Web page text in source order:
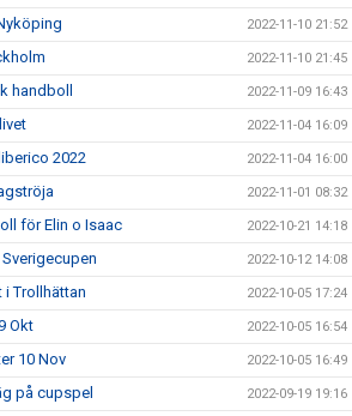
2022-11-10 21:52
2022-11-10 21:45
handboll 2022-11-09 16:43
2022-11-04 16:09
2022 2022-11-04 16:00
2022-11-01 08:32
för Elin o Isaac 2022-10-21 14:18
2022-10-12 14:08
i Trollhättan 2022-10-05 17:24
Okt 2022-10-05 16:54
10 Nov 2022-10-05 16:49
på cupspel 2022-09-19 19:16